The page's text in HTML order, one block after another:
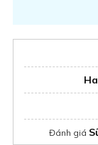
Đánh giá